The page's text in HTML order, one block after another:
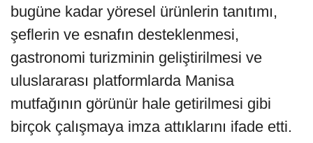
bugüne kadar yöresel ürünlerin tanıtımı,
şeflerin ve esnafın desteklenmesi,
gastronomi turizminin geliştirilmesi ve
uluslararası platformlarda Manisa
mutfağının görünür hale getirilmesi gibi
birçok çalışmaya imza attıklarını ifade etti.